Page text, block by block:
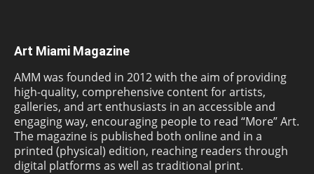
Art Miami Magazine
AMM was founded in 2012 with the aim of providing
high-quality, comprehensive content for artists,
galleries, and art enthusiasts in an accessible and
engaging way, encouraging people to read “More” Art.
The magazine is published both online and in a
printed (physical) edition, reaching readers through
digital platforms as well as traditional print.